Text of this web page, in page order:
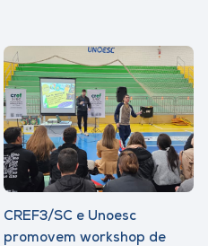
CREF3/SC e Unoesc
promovem workshop de